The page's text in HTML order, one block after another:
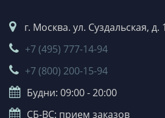
г. Москва. ул. Суздальская,
+7 (495) 777-14-94
+7 (800) 200-15-94
Будни: 09:00 - 20:00
СБ-ВС: прием заказов